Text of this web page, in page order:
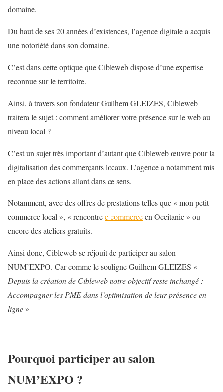
domaine.
Du haut de ses 20 années d’existences, l’agence digitale a acquis
une notoriété dans son domaine.
C’est dans cette optique que Cibleweb dispose d’une expertise
reconnue sur le territoire.
Ainsi, à travers son fondateur Guilhem GLEIZES, Cibleweb
traitera le sujet : comment améliorer votre présence sur le web au
niveau local ?
C’est un sujet très important d’autant que Cibleweb œuvre pour la
digitalisation des commerçants locaux. L’agence a notamment mis
en place des actions allant dans ce sens.
Notamment, avec des offres de prestations telles que « mon petit
commerce local », « rencontree-commerceen Occitanie » ou
encore des ateliers gratuits.
Ainsi donc, Cibleweb se réjouit de participer au salon
NUM’EXPO. Car comme le souligne Guilhem GLEIZES «
Depuis la création de Cibleweb notre objectif reste inchangé :
Accompagner les PME dans l’optimisation de leur présence en
ligne »
Pourquoi participer au salon
NUM’EXPO ?